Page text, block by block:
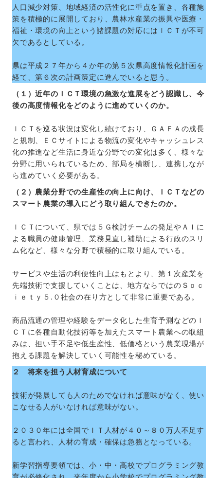
人口減少対策、地域経済の活性化に重点を置き、各種施
策を積極的に展開しており、農林水産業の振興や医療・
福祉・環境の向上という諸課題の対応にはＩＣＴが不可
欠であるとしている。
県は平成２７年から４か年の第５次県高度情報化計画を
経て、第６次の計画策定に進んでいると思う。
（１）近年のＩＣＴ環境の急激な進展をどう認識し、今
後の高度情報化をどのように進めていくのか。
ＩＣＴを巡る状況は変化し続けており、ＧＡＦＡの成長
と規制、ＥＣサイトによる物流の変化やキャッシュレス
化の推進など生活に身近な分野での変化は多く、様々な
分野に用いられているため、部局を横断し、連携しなが
ら進めていく必要がある。
（２）農業分野での生産性の向上に向け、ＩＣＴなどの
スマート農業の導入にどう取り組んできたのか。
ＩＣＴについて、県では５Ｇ検討チームの発足やＡＩに
よる職員の健康管理、業務見直し補助による行政のスリ
ム化など、様々な分野で積極的に取り組んでいる。
サービスや生活の利便性向上はもとより、第１次産業を
先端技術で支援していくことは、地方ならではのＳｏｃ
ｉｅｔｙ５.０社会の在り方として非常に重要である。
商品流通の管理や経験をデータ化した生育予測などのＩ
ＣＴに各種自動化技術等を加えたスマート農業への取組
みは、担い手不足や低生産性、低価格という農業現場が
抱える課題を解決していく可能性を秘めている。
２ 将来を担う人材育成について
技術が発展しても人のためでなければ意味がなく、使い
こなせる人がいなければ意味がない。
２０３０年には全国でＩＴ人材が４０～８０万人不足す
ると言われ、人材の育成・確保は急務となっている。
新学習指導要領では、小・中・高校でプログラミング教